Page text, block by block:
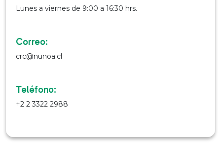
Lunes a viernes de 9:00 a 16:30 hrs.
Correo:
crc@nunoa.cl
Teléfono:
+2 2 3322 2988